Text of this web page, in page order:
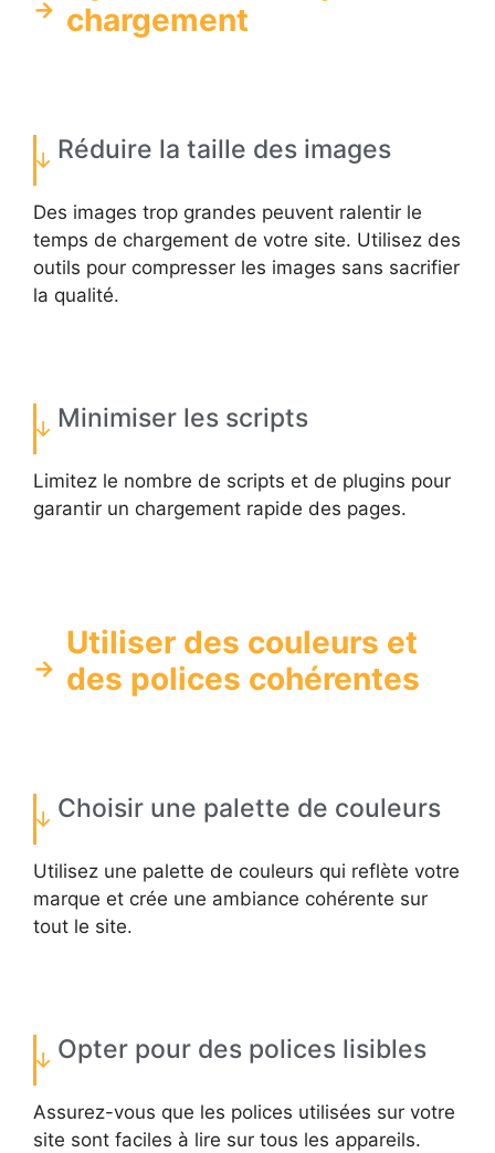
chargement
Réduire la taille des images
Des images trop grandes peuvent ralentir le
temps de chargement de votre site. Utilisez des
outils pour compresser les images sans sacrifier
la qualité.
Minimiser les scripts
Limitez le nombre de scripts et de plugins pour
garantir un chargement rapide des pages.
Utiliser des couleurs et
des polices cohérentes
Choisir une palette de couleurs
Utilisez une palette de couleurs qui reflète votre
marque et crée une ambiance cohérente sur
tout le site.
Opter pour des polices lisibles
Assurez-vous que les polices utilisées sur votre
site sont faciles à lire sur tous les appareils.